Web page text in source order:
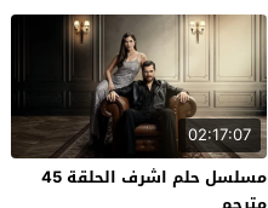
02:17:07
مسلسل حلم اشرف الحلقة 45